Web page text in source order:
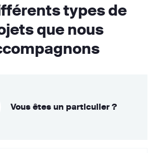
types de
que nous
Vous êtes un particulier ?